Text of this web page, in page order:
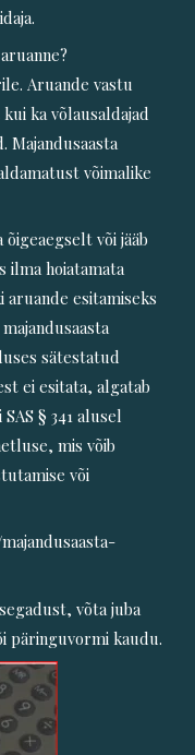
Aruande vastu
ka võlausaldajad
Majandusaasta
võimalike
või jääb
ilma hoiatamata
esitamiseks
sätestatud
ei esitata, algatab
§ 341 alusel
mis võib
või
võta juba
päringuvormi kaudu.